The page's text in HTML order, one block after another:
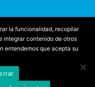
la funcionalidad, recopilar
integrar contenido de otros
entendemos que acepta su